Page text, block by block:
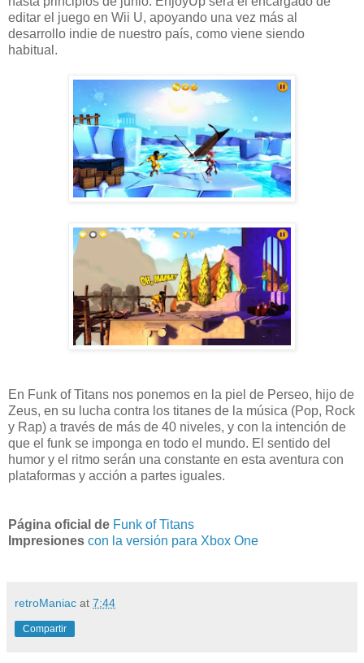
editar el juego en Wii U, apoyando una vez más al
desarrollo indie de nuestro país, como viene siendo
habitual.
En Funk of Titans nos ponemos en la piel de Perseo, hijo de
Zeus, en su lucha contra los titanes de la música (Pop, Rock
y Rap) a través de más de 40 niveles, y con la intención de
que el funk se imponga en todo el mundo. El sentido del
humor y el ritmo serán una constante en esta aventura con
plataformas y acción a partes iguales.
Página oficial de Funk of Titans
Impresiones con la versión para Xbox One
retroManiac at 7:44
Compartir